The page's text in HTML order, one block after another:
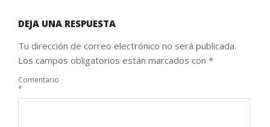
DEJA UNA RESPUESTA
Tu dirección de correo electrónico no será publicada.
Los campos obligatorios están marcados con *
Comentario
*